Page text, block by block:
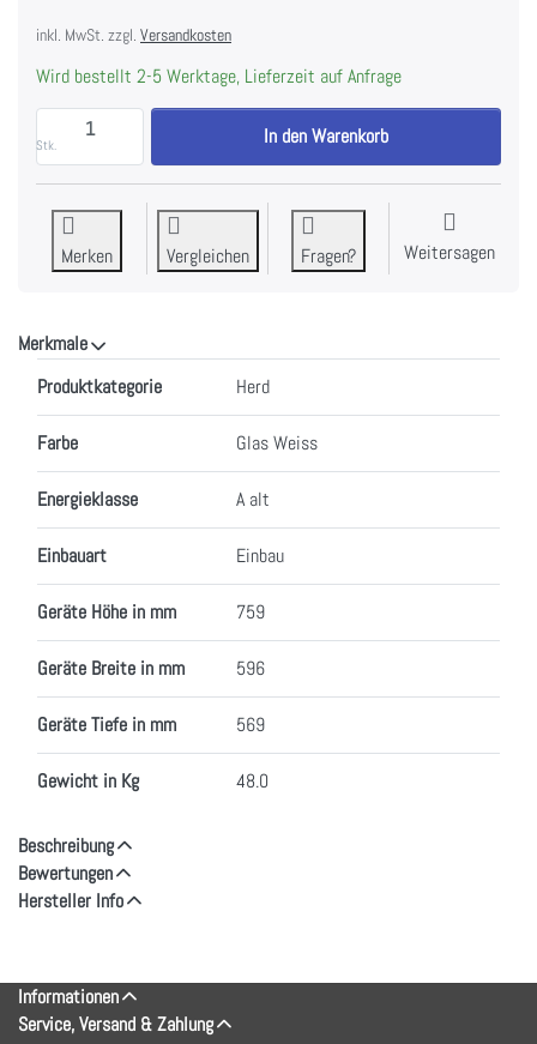
inkl. MwSt. zzgl. Versandkosten
Wird bestellt 2-5 Werktage, Lieferzeit auf Anfrage
Stk.
V-ZUG 2203300002 Herd Combair V600 7UH zu
In den Warenkorb
Merken Vergleichen Fragen? Weitersagen
Merkmale
Produktkategorie Herd
Farbe Glas Weiss
Energieklasse A alt
Einbauart Einbau
Geräte Höhe in mm 759
Geräte Breite in mm 596
Geräte Tiefe in mm 569
Gewicht in Kg 48.0
Beschreibung
Bewertungen
Hersteller Info
Informationen
Service, Versand & Zahlung